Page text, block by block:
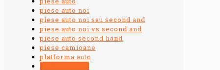
piese auto noi
piese auto noi sau second and
piese auto noi vs second and
piese auto second hand
piese camioane
platforma auto